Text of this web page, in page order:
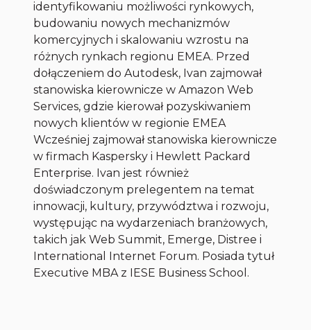
identyfikowaniu możliwości rynkowych,
budowaniu nowych mechanizmów
komercyjnych i skalowaniu wzrostu na
różnych rynkach regionu EMEA. Przed
dołączeniem do Autodesk, Ivan zajmował
stanowiska kierownicze w Amazon Web
Services, gdzie kierował pozyskiwaniem
nowych klientów w regionie EMEA
Wcześniej zajmował stanowiska kierownicze
w firmach Kaspersky i Hewlett Packard
Enterprise. Ivan jest również
doświadczonym prelegentem na temat
innowacji, kultury, przywództwa i rozwoju,
występując na wydarzeniach branżowych,
takich jak Web Summit, Emerge, Distree i
International Internet Forum. Posiada tytuł
Executive MBA z IESE Business School.